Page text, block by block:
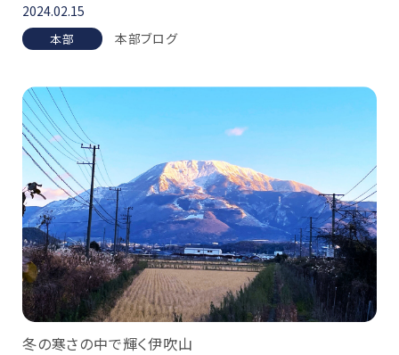
2024.02.15
本部 本部ブログ
冬の寒さの中で輝く伊吹山